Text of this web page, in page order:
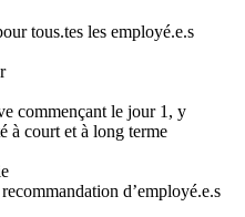
tous.tes les employé.e.s
commençant le jour 1, y
à court et à long terme
d’employé.e.s